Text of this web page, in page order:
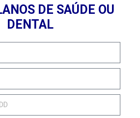
DE SAÚDE OU
DENTAL